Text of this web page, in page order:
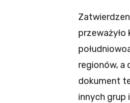
regionów, a
dokument
innych grup